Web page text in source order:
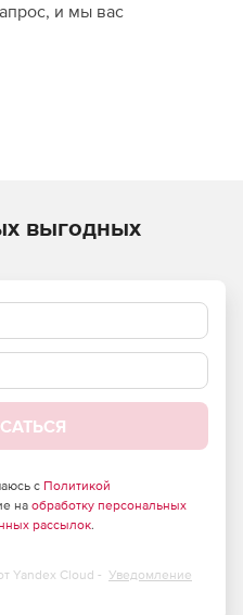
и мы вас
выгодных
с Политикой
на обработку персональных
рассылок.
Yandex Cloud - Уведомление